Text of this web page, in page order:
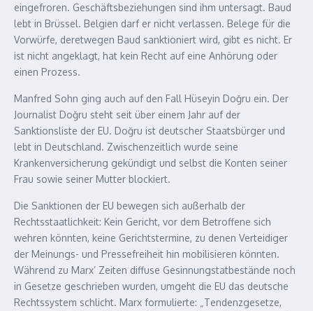
eingefroren. Geschäftsbeziehungen sind ihm untersagt. Baud
lebt in Brüssel. Belgien darf er nicht verlassen. Belege für die
Vorwürfe, deretwegen Baud sanktioniert wird, gibt es nicht. Er
ist nicht angeklagt, hat kein Recht auf eine Anhörung oder
einen Prozess.
Manfred Sohn ging auch auf den Fall Hüseyin Doğru ein. Der
Journalist Doğru steht seit über einem Jahr auf der
Sanktionsliste der EU. Doğru ist deutscher Staatsbürger und
lebt in Deutschland. Zwischenzeitlich wurde seine
Krankenversicherung gekündigt und selbst die Konten seiner
Frau sowie seiner Mutter blockiert.
Die Sanktionen der EU bewegen sich außerhalb der
Rechtsstaatlichkeit: Kein Gericht, vor dem Betroffene sich
wehren könnten, keine Gerichtstermine, zu denen Verteidiger
der Meinungs- und Pressefreiheit hin mobilisieren könnten.
Während zu Marx’ Zeiten diffuse Gesinnungstatbestände noch
in Gesetze geschrieben wurden, umgeht die EU das deutsche
Rechtssystem schlicht. Marx formulierte: „Tendenzgesetze,